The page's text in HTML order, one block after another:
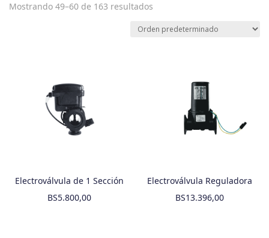
Mostrando 49–60 de 163 resultados
Electroválvula de 1 Sección
BS5.800,00
Electroválvula Reguladora
BS13.396,00